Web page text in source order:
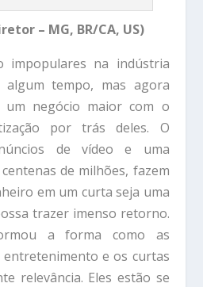
– MG, BR/CA, US)
impopulares na indústria
algum tempo, mas agora
negócio maior com o
por trás deles. O
de vídeo e uma
de milhões, fazem
em um curta seja uma
trazer imenso retorno.
a forma como as
entretenimento e os curtas
relevância. Eles estão se